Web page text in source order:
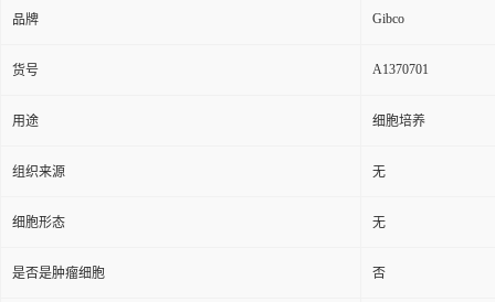
品牌 Gibco
货号 A1370701
用途 细胞培养
组织来源 无
细胞形态 无
是否是肿瘤细胞 否